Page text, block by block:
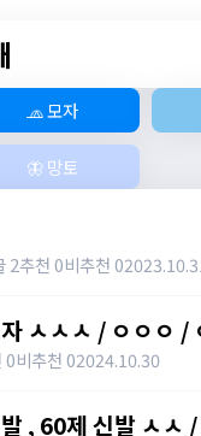
🧢 모자
🦋 망토
2추천 0비추천 0
자 ㅅㅅㅅ / ㅇㅇ
0비추천 02024.10.30